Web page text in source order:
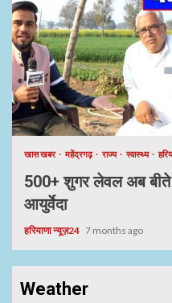
खास खबर महेंद्रगढ़ राज्य स्वास्थ्य
500+ शुगर लेवल अब
आयुर्वेदा
हरियाणा न्यूज़24 7 months ago
Weather